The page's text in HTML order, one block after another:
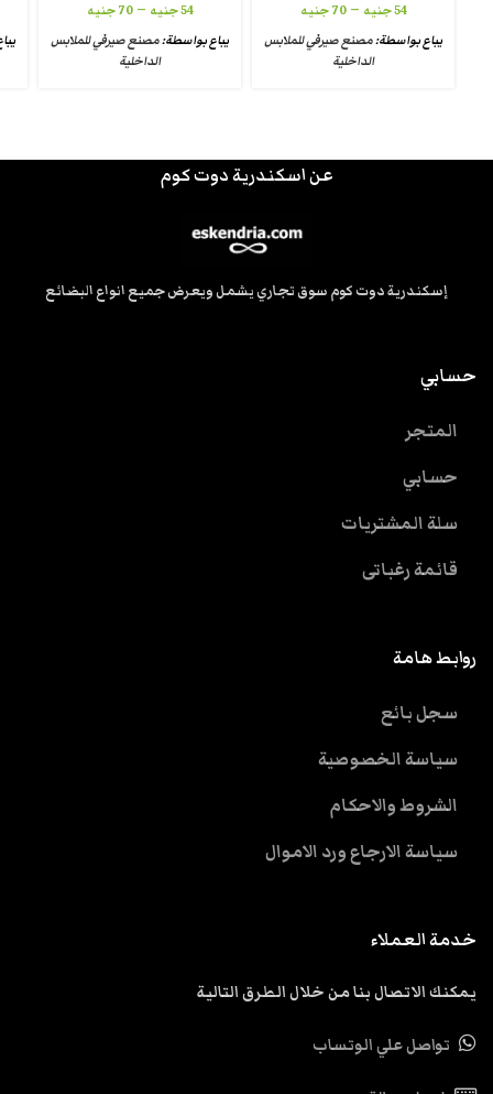
54جنيه –
70 جنيه
يباع بواسطة:مصنع صيرفي للملابس
الداخلية
54جنيه –
70 جنيه
يباع بواسطة:مصنع صيرفي للملابس
الداخلية
عن اسكندرية دوت كوم
إسكندرية دوت كوم سوق تجاري يشمل ويعرض جميع انواع البضائع
حسابي
المتجر
حسابي
سلة المشتريات
قائمة رغباتى
روابط هامة
سجل بائع
سياسة الخصوصية
الشروط والاحكام
سياسة الارجاع ورد الاموال
خدمة العملاء
يمكنك الاتصال بنا من خلال الطرق التالية
تواصل علي الوتساب